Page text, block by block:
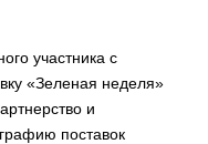
участника с
«Зеленая неделя»
и
поставок